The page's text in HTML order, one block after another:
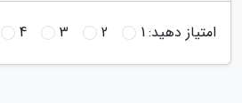
امتیاز دهید:1
2
3
4